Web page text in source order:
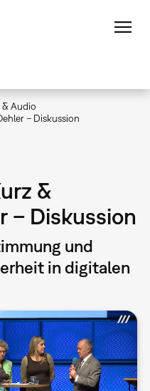
Audio
– Diskussion
&
– Diskussion
und
in digitalen